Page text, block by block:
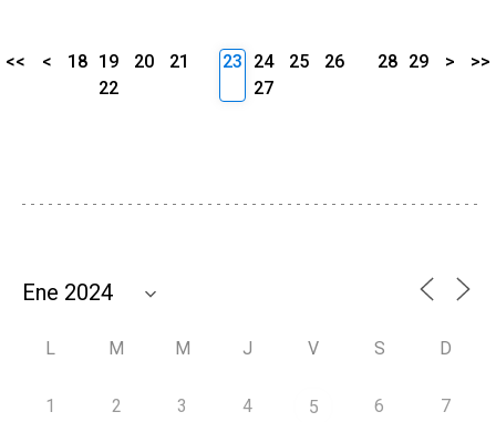
<< < 18 19 20
21
22
23 24 25
26
27
28 29 > >>
L M M J V S D
1 2 3 4 5 6 7